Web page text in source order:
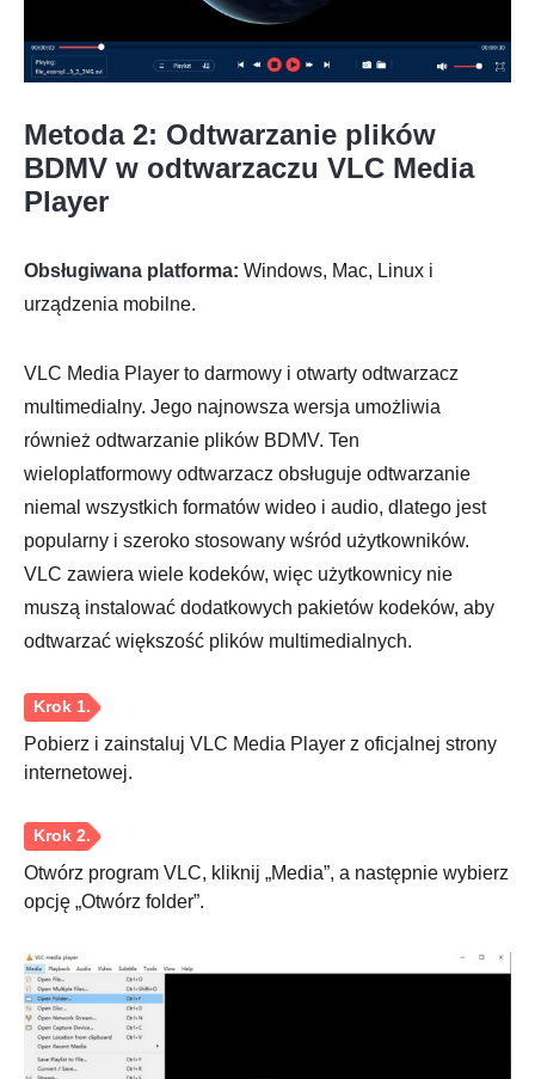
Krok 2.
Metoda 2: Odtwarzanie plików
BDMV w odtwarzaczu VLC Media
Player
Obsługiwana platforma: Windows, Mac, Linux i
urządzenia mobilne.
VLC Media Player to darmowy i otwarty odtwarzacz
multimedialny. Jego najnowsza wersja umożliwia
również odtwarzanie plików BDMV. Ten
wieloplatformowy odtwarzacz obsługuje odtwarzanie
niemal wszystkich formatów wideo i audio, dlatego jest
popularny i szeroko stosowany wśród użytkowników.
VLC zawiera wiele kodeków, więc użytkownicy nie
muszą instalować dodatkowych pakietów kodeków, aby
odtwarzać większość plików multimedialnych.
Pobierz i zainstaluj VLC Media Player z oficjalnej strony
internetowej.
Otwórz program VLC, kliknij „Media”, a następnie wybierz
opcję „Otwórz folder”.